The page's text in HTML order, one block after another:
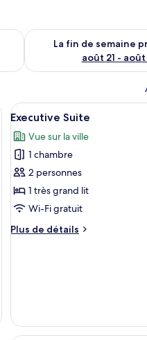
de semaine août 14 - août
La fin de semaine
août 21 - août
Vérifier la disponibilité
Plusieurs lits, fumeur, vue
Afficher
toutes
les
photos
pour
ce
type
chambre :
14
Executive Suite
Vue sur la ville
1 chambre
2 personnes
1 très grand lit
Wi-Fi gratuit
Plus de détails
Plus